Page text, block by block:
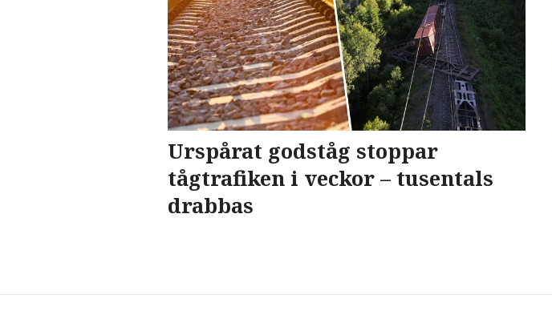
Urspårat godståg stoppar
tågtrafiken i veckor – tusentals
drabbas